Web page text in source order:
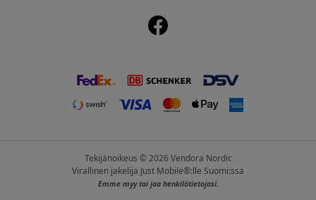
Tekijänoikeus © 2026 Vendora Nordic
Virallinen jakelija Just Mobile®:lle Suomi:ssa
Emme myy tai jaa henkilötietojasi.